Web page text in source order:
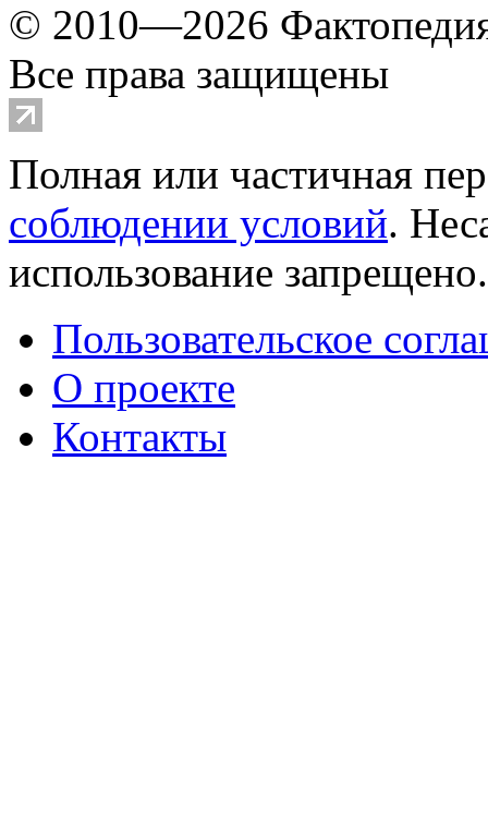
© 2010—2026
Все права защищены
Полная или частичная
соблюдении условий.
использование
Пользовательское
О проекте
Контакты